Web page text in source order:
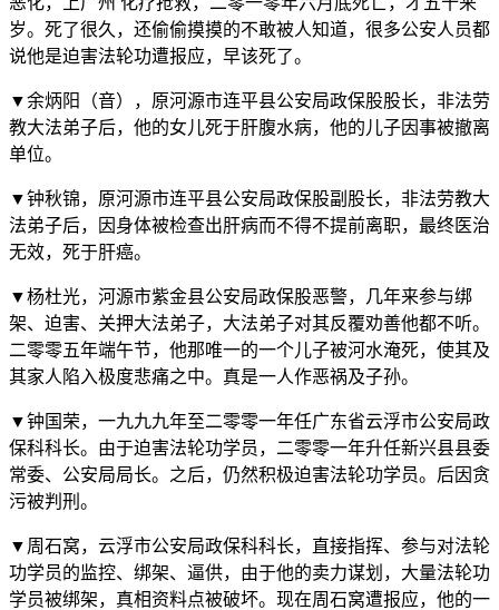
岁。死了很久，还偷偷摸摸的不敢被人知道，很多公安人员都
说他是迫害法轮功遭报应，早该死了。
▼余炳阳（音），原河源市连平县公安局政保股股长，非法劳
教大法弟子后，他的女儿死于肝腹水病，他的儿子因事被撤离
单位。
▼钟秋锦，原河源市连平县公安局政保股副股长，非法劳教大
法弟子后，因身体被检查出肝病而不得不提前离职，最终医治
无效，死于肝癌。
▼杨杜光，河源市紫金县公安局政保股恶警，几年来参与绑
架、迫害、关押大法弟子，大法弟子对其反覆劝善他都不听。
二零零五年端午节，他那唯一的一个儿子被河水淹死，使其及
其家人陷入极度悲痛之中。真是一人作恶祸及子孙。
▼钟国荣，一九九九年至二零零一年任广东省云浮市公安局政
保科科长。由于迫害法轮功学员，二零零一年升任新兴县县委
常委、公安局局长。之后，仍然积极迫害法轮功学员。后因贪
污被判刑。
▼周石窝，云浮市公安局政保科科长，直接指挥、参与对法轮
功学员的监控、绑架、逼供，由于他的卖力谋划，大量法轮功
学员被绑架，真相资料点被破坏。现在周石窝遭报应，他的一